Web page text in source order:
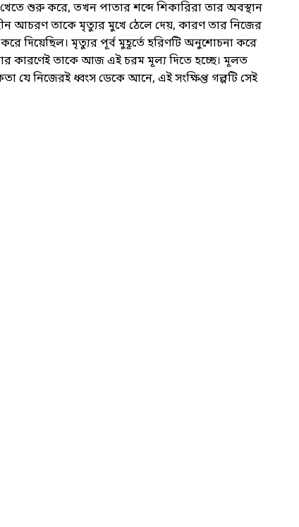
শুরু করে, তখন পাতার শব্দে শিকারিরা তার অবস্থান
আচরণ তাকে মৃত্যুর মুখে ঠেলে দেয়, কারণ তার নিজের
দিয়েছিল। মৃত্যুর পূর্ব মুহূর্তে হরিণটি অনুশোচনা করে
কারণেই তাকে আজ এই চরম মূল্য দিতে হচ্ছে। মূলত
যে নিজেরই ধ্বংস ডেকে আনে, এই সংক্ষিপ্ত গল্পটি সেই